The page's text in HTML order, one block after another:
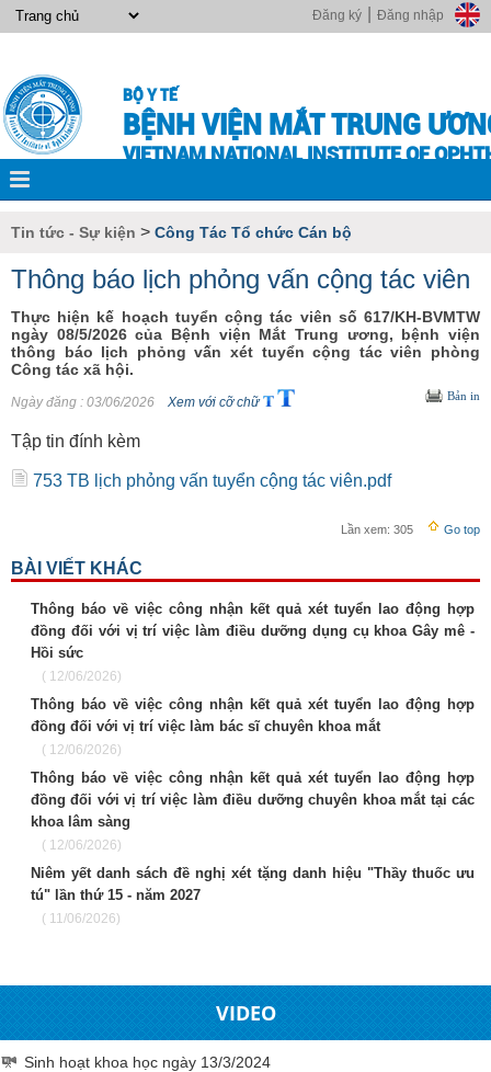
Đăng nhập
Đăng ký
BỘ Y TẾ
BỆNH VIỆN MẮT TRUNG
VIETNAM NATIONAL INSTITUTE OF
Tin tức - Sự kiện > Công Tác Tổ chức Cán bộ
Thông báo lịch phỏng vấn cộng tác viên
Thực hiện kế hoạch tuyển cộng tác viên số 617/KH-BVMTW
ngày 08/5/2026 của Bệnh viện Mắt Trung ương, bệnh viện
thông báo lịch phỏng vấn xét tuyển cộng tác viên phòng
Công tác xã hội.
Ngày đăng : 03/06/2026 Xem với cỡ chữ Bản in
Tập tin đính kèm
753 TB lịch phỏng vấn tuyển cộng tác viên.pdf
Lần xem: 305 Go top
BÀI VIẾT KHÁC
Thông báo về việc công nhận kết quả xét tuyển lao động hợp
đồng đối với vị trí việc làm điều dưỡng dụng cụ khoa Gây mê -
Hồi sức
( 12/06/2026)
Thông báo về việc công nhận kết quả xét tuyển lao động hợp
đồng đối với vị trí việc làm bác sĩ chuyên khoa mắt
( 12/06/2026)
Thông báo về việc công nhận kết quả xét tuyển lao động hợp
đồng đối với vị trí việc làm điều dưỡng chuyên khoa mắt tại các
khoa lâm sàng
( 12/06/2026)
Niêm yết danh sách đề nghị xét tặng danh hiệu "Thầy thuốc ưu
tú" lần thứ 15 - năm 2027
( 11/06/2026)
VIDEO
Sinh hoạt khoa học ngày 13/3/2024